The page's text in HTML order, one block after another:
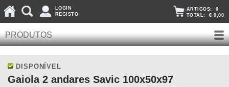
LOGIN
REGISTO
ARTIGOS: 0
TOTAL: € 0,00
PRODUTOS
DISPONÍVEL
Gaiola 2 andares Savic 100x50x97